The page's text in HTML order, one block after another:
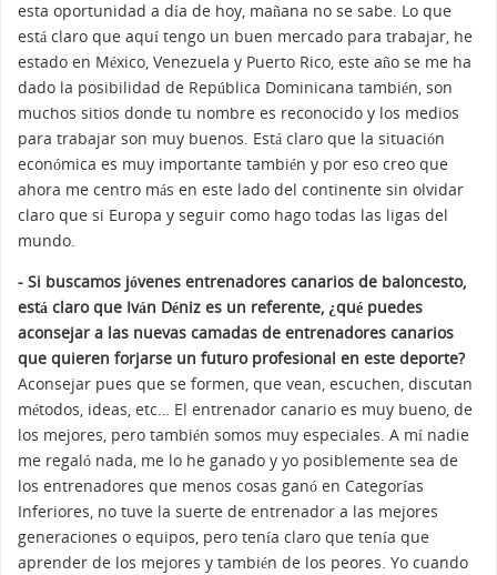
esta oportunidad a día de hoy, mañana no se sabe. Lo que
está claro que aquí tengo un buen mercado para trabajar, he
estado en México, Venezuela y Puerto Rico, este año se me ha
dado la posibilidad de República Dominicana también, son
muchos sitios donde tu nombre es reconocido y los medios
para trabajar son muy buenos. Está claro que la situación
económica es muy importante también y por eso creo que
ahora me centro más en este lado del continente sin olvidar
claro que si Europa y seguir como hago todas las ligas del
mundo.
- Si buscamos jóvenes entrenadores canarios de baloncesto,
está claro que Iván Déniz es un referente, ¿qué puedes
aconsejar a las nuevas camadas de entrenadores canarios
que quieren forjarse un futuro profesional en este deporte?
Aconsejar pues que se formen, que vean, escuchen, discutan
métodos, ideas, etc… El entrenador canario es muy bueno, de
los mejores, pero también somos muy especiales. A mí nadie
me regaló nada, me lo he ganado y yo posiblemente sea de
los entrenadores que menos cosas ganó en Categorías
Inferiores, no tuve la suerte de entrenador a las mejores
generaciones o equipos, pero tenía claro que tenía que
aprender de los mejores y también de los peores. Yo cuando